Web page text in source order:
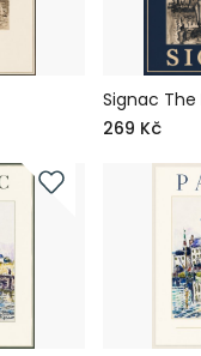
Signac The
269 Kč